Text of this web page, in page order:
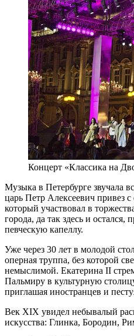
Концерт «Классика на
Музыка в Петербурге звучала
царь Петр Алексеевич привез
который участвовал в
города, да так здесь и
певческую капеллу.
Уже через 30 лет в молодой
оперная труппа, без которой
немыслимой. Екатерина II
Пальмиру в культурную
приглашая иностранцев и
Век XIX увидел небывалый
искусства: Глинка, Бородин,